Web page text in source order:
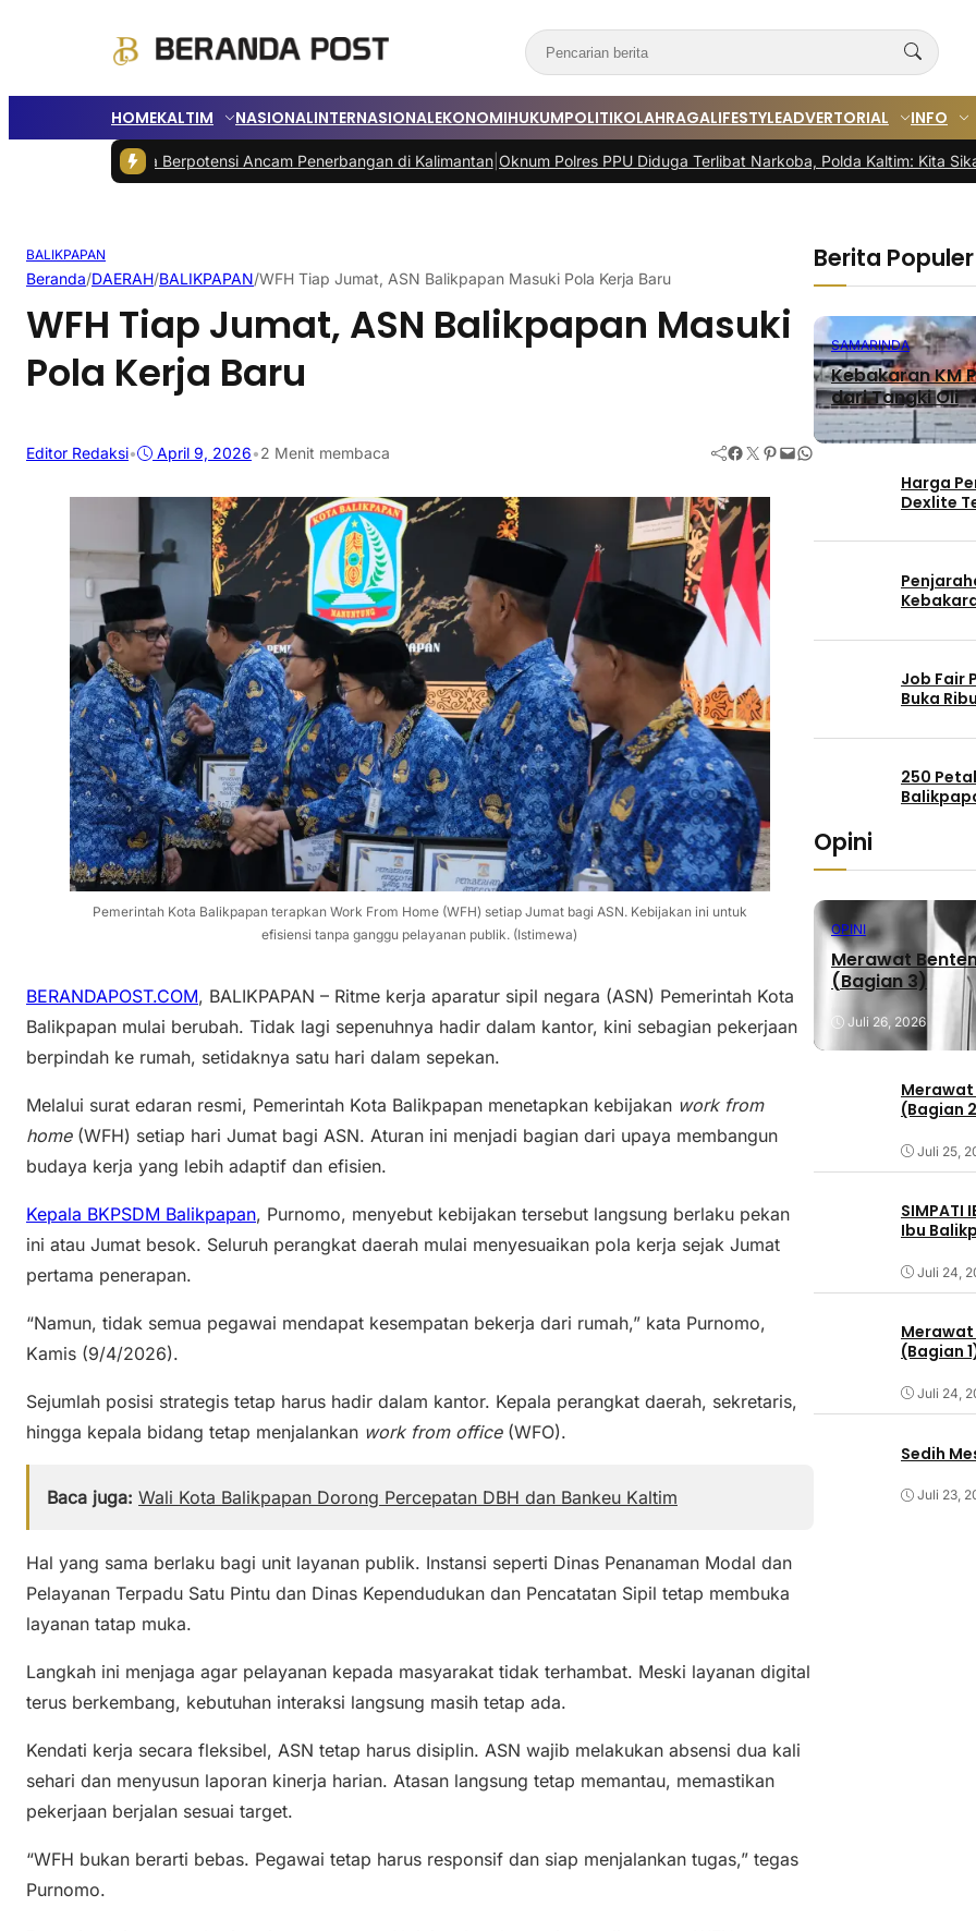
HOMEKALTIM NASIONALINTERNASIONALEKONOMIHUKUMPOLITIKOLAHRAGALIFESTYLEADVERTORIAL INFO
Karhutla Berpotensi Ancam Penerbangan di Kalimantan |Oknum Polres PPU Diduga Terlibat Narkoba, Polda Kaltim: Kita Sikat!| 11
BALIKPAPAN
Beranda/DAERAH/BALIKPAPAN/WFH Tiap Jumat, ASN Balikpapan Masuki Pola Kerja Baru
WFH Tiap Jumat, ASN Balikpapan Masuki
Pola Kerja Baru
Editor Redaksi• April 9, 2026•2 Menit membaca Facebook Twitter Pinterest Mail WhatsApp
Pemerintah Kota Balikpapan terapkan Work From Home (WFH) setiap Jumat bagi ASN. Kebijakan ini untuk
efisiensi tanpa ganggu pelayanan publik. (Istimewa)
BERANDAPOST.COM, BALIKPAPAN – Ritme kerja aparatur sipil negara (ASN) Pemerintah Kota
Balikpapan mulai berubah. Tidak lagi sepenuhnya hadir dalam kantor, kini sebagian pekerjaan
berpindah ke rumah, setidaknya satu hari dalam sepekan.
Melalui surat edaran resmi, Pemerintah Kota Balikpapan menetapkan kebijakan work from
home(WFH) setiap hari Jumat bagi ASN. Aturan ini menjadi bagian dari upaya membangun
budaya kerja yang lebih adaptif dan efisien.
Kepala BKPSDM Balikpapan, Purnomo, menyebut kebijakan tersebut langsung berlaku pekan
ini atau Jumat besok. Seluruh perangkat daerah mulai menyesuaikan pola kerja sejak Jumat
pertama penerapan.
“Namun, tidak semua pegawai mendapat kesempatan bekerja dari rumah,” kata Purnomo,
Kamis (9/4/2026).
Sejumlah posisi strategis tetap harus hadir dalam kantor. Kepala perangkat daerah, sekretaris,
hingga kepala bidang tetap menjalankan work from office(WFO).
Baca juga: Wali Kota Balikpapan Dorong Percepatan DBH dan Bankeu Kaltim
Hal yang sama berlaku bagi unit layanan publik. Instansi seperti Dinas Penanaman Modal dan
Pelayanan Terpadu Satu Pintu dan Dinas Kependudukan dan Pencatatan Sipil tetap membuka
layanan tatap muka.
Langkah ini menjaga agar pelayanan kepada masyarakat tidak terhambat. Meski layanan digital
terus berkembang, kebutuhan interaksi langsung masih tetap ada.
Kendati kerja secara fleksibel, ASN tetap harus disiplin. ASN wajib melakukan absensi dua kali
sehari dan menyusun laporan kinerja harian. Atasan langsung tetap memantau, memastikan
pekerjaan berjalan sesuai target.
“WFH bukan berarti bebas. Pegawai tetap harus responsif dan siap menjalankan tugas,” tegas
Purnomo.
Berita Populer
SAMARINDA
Kebakaran KM
dari Tangki Oli
Harga
Dexlite
Job Fair
Buka
250
Opini
OPINI
Merawat
(Bagian 3)
Juli 26, 2026
Merawat
(Bagian
Juli 25,
SIMPATI
Ibu
Juli 24,
Merawat
(Bagian
Juli 24,
Sedih
Juli 23,